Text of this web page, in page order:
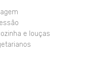
e louças